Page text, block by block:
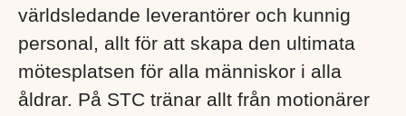
världsledande leverantörer och kunnig
personal, allt för att skapa den ultimata
mötesplatsen för alla människor i alla
åldrar. På STC tränar allt från motionärer